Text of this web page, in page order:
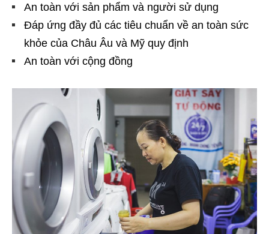
An toàn với sản phẩm và người sử dụng
Đáp ứng đầy đủ các tiêu chuẩn về an toàn sức
khỏe của Châu Âu và Mỹ quy định
An toàn với cộng đồng